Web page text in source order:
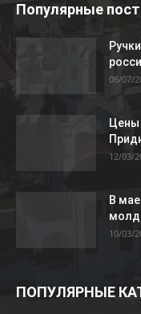
Популярные
06/07/
Цены
12/03/
В
10/03/
ПОПУЛЯРНЫЕ